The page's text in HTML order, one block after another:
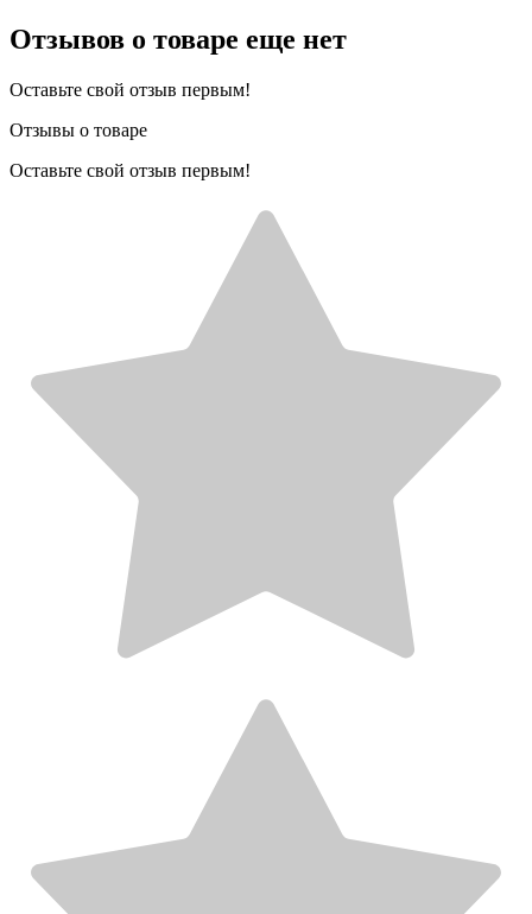
Отзывов о товаре еще нет
Оставьте свой отзыв первым!
Отзывы о товаре
Оставьте свой отзыв первым!